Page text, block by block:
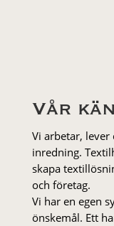
Vår
Vi arbetar,
inredning.
skapa
och företag.
Vi har en egen
önskemål. Ett